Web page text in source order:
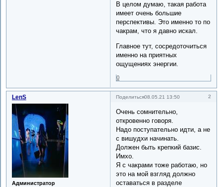
В целом думаю, такая работа
имеет очень большие
перспективы. Это именно то по
чакрам, что я давно искал.
Главное тут, сосредоточиться
именно на приятных
ощущениях энергии.
0
Поделиться 2
08.05.21 13:50
LenS
Администратор
Очень сомнительно,
откровенно говоря.
Надо поступательно идти, а не
с вишудхи начинать.
Должен быть крепкий базис.
Имхо.
Я с чакрами тоже работаю, но
это на мой взгляд должно
оставаться в разделе